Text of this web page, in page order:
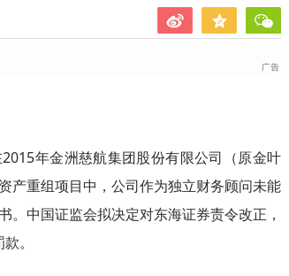
年金洲慈航集团股份有限公司（原金叶
产重组项目中，公司作为独立财务顾问未能
中国证监会拟决定对东海证券责令改正，
。